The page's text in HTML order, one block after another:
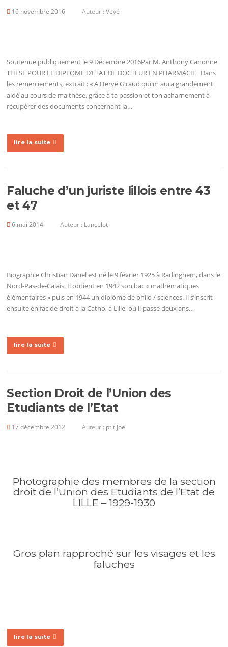
16 novembre 2016 Auteur :Veve
Soutenue publiquement le 9 Décembre 2016Par M. Anthony Canonne
THESE POUR LE DIPLOME D’ETAT DE DOCTEUR EN PHARMACIE Dans
les remerciements, extrait : « A Hervé Giraud qui m aura grandement
aidé au cours de ma thèse, grâce à ta passion et ton acharnement à
récupérer des documents concernant la…
lire la suite
Faluche d’un juriste lillois entre 43
et 47
6 mai 2014 Auteur : Lancelot
Biographie Christian Danel est né le 9 février 1925 à Radinghem, dans le
Nord-Pas-de-Calais. Il obtient en 1942 son bac « mathématiques
élémentaires » puis en 1944 un diplôme de philo / sciences. Il s’inscrit
ensuite en fac de droit à la Catho, à Lille, où il passe deux ans…
lire la suite
Section Droit de l’Union des
Etudiants de l’Etat
17 décembre 2012 Auteur : ptit joe
Photographie des membres de la section
droit de l’Union des Etudiants de l’Etat de
LILLE – 1929-1930
Gros plan rapproché sur les visages et les
faluches
lire la suite